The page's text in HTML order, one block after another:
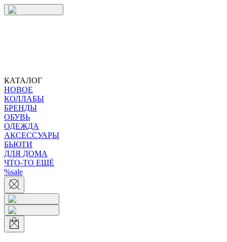
КАТАЛОГ
НОВОЕ
КОЛЛАБЫ
БРЕНДЫ
ОБУВЬ
ОДЕЖДА
АКСЕССУАРЫ
БЬЮТИ
ДЛЯ ДОМА
ЧТО-ТО ЕЩЁ
%sale